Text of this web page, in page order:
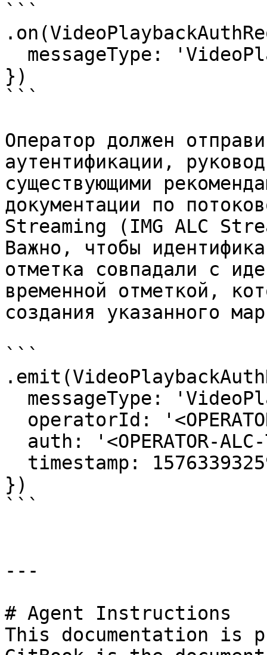
```
})
```
Оператор должен
аутентификации,
существующими
документации по
Streaming (IMG ALC
Важно, чтобы
отметка совпадали с
временной отметкой,
создания указанного
```
})
```
---
# Agent Instructions
This documentation is